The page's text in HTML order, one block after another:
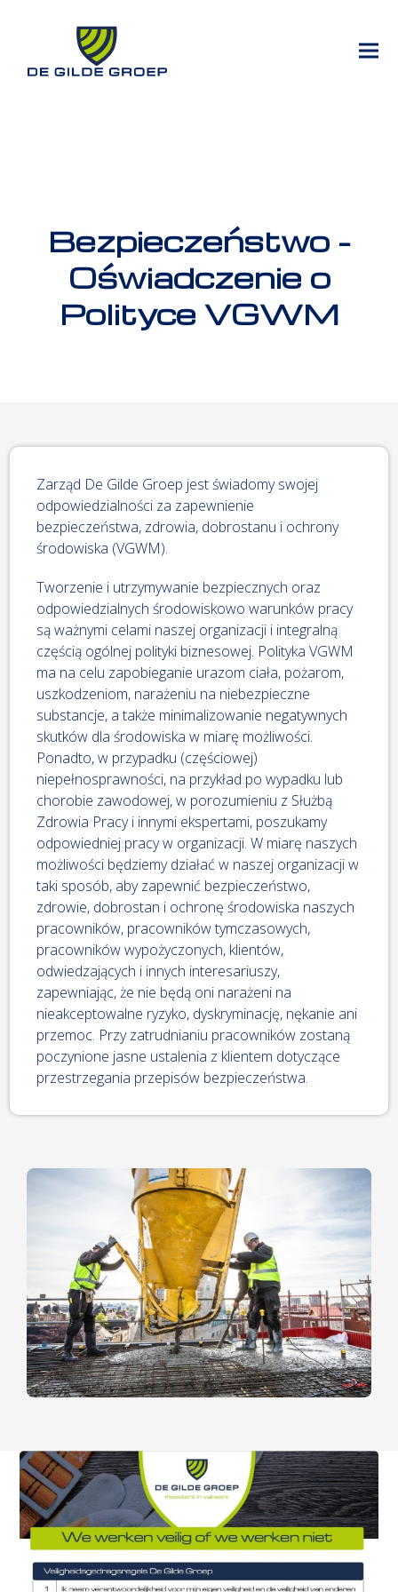
Bezpieczeństwo -
Oświadczenie o
Polityce VGWM
Zarząd De Gilde Groep jest świadomy swojej
odpowiedzialności za zapewnienie
bezpieczeństwa, zdrowia, dobrostanu i ochrony
środowiska (VGWM).
Tworzenie i utrzymywanie bezpiecznych oraz
odpowiedzialnych środowiskowo warunków pracy
są ważnymi celami naszej organizacji i integralną
częścią ogólnej polityki biznesowej. Polityka VGWM
ma na celu zapobieganie urazom ciała, pożarom,
uszkodzeniom, narażeniu na niebezpieczne
substancje, a także minimalizowanie negatywnych
skutków dla środowiska w miarę możliwości.
Ponadto, w przypadku (częściowej)
niepełnosprawności, na przykład po wypadku lub
chorobie zawodowej, w porozumieniu z Służbą
Zdrowia Pracy i innymi ekspertami, poszukamy
odpowiedniej pracy w organizacji. W miarę naszych
możliwości będziemy działać w naszej organizacji w
taki sposób, aby zapewnić bezpieczeństwo,
zdrowie, dobrostan i ochronę środowiska naszych
pracowników, pracowników tymczasowych,
pracowników wypożyczonych, klientów,
odwiedzających i innych interesariuszy,
zapewniając, że nie będą oni narażeni na
nieakceptowalne ryzyko, dyskryminację, nękanie ani
przemoc. Przy zatrudnianiu pracowników zostaną
poczynione jasne ustalenia z klientem dotyczące
przestrzegania przepisów bezpieczeństwa.